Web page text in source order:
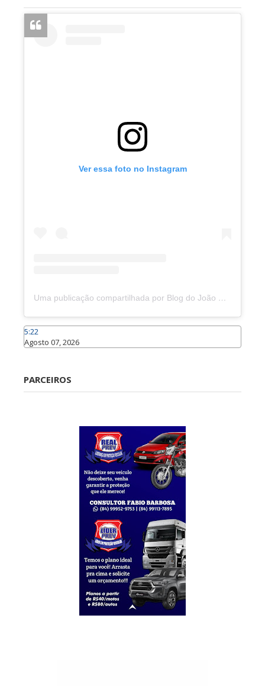
Ver essa foto no Instagram
Uma publicação compartilhada por Blog do João Marcolino (@joaomarcolinoneto)
5:22
Agosto 07, 2026
PARCEIROS